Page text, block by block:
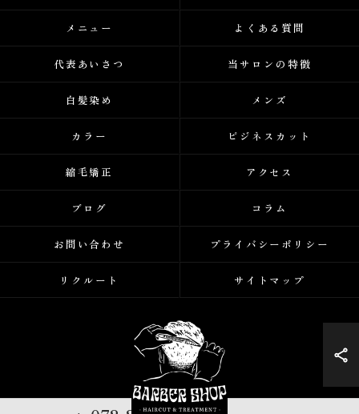
メニュー よくある質問
代表あいさつ 当サロンの特徴
白髪染め メンズ
カラー ビジネスカット
縮毛矯正 アクセス
ブログ コラム
お問い合わせ プライバシーポリシー
リクルート サイトマップ